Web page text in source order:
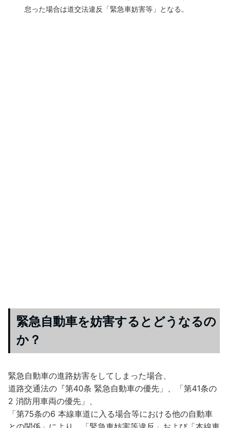
怠った場合は道交法違反「緊急車妨害等」となる。
緊急自動車を妨害するとどうなるの
か？
緊急自動車の進路妨害をしてしまった場合、
道路交通法の『第40条 緊急自動車の優先」、「第41条の
2 消防用車両の優先」、
「第75条の6 本線車道に入る場合等における他の自動車